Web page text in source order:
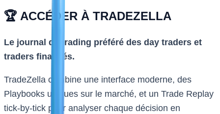
🏆 ACCÉDER À TRADEZELLA
Le journal de trading préféré des day traders et
traders financés.
TradeZella combine une interface moderne, des
Playbooks uniques sur le marché, et un Trade Replay
tick-by-tick pour analyser chaque décision en